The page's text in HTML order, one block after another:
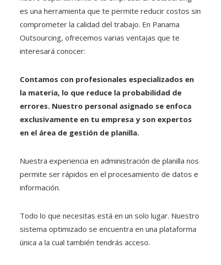
es una herramienta que te permite reducir costos sin
comprometer la calidad del trabajo. En Panama
Outsourcing, ofrecemos varias ventajas que te
interesará conocer:
Contamos con profesionales especializados en
la materia, lo que reduce la probabilidad de
errores. Nuestro personal asignado se enfoca
exclusivamente en tu empresa y son expertos
en el área de gestión de planilla.
Nuestra experiencia en administración de planilla nos
permite ser rápidos en el procesamiento de datos e
información.
Todo lo que necesitas está en un solo lugar. Nuestro
sistema optimizado se encuentra en una plataforma
única a la cual también tendrás acceso.